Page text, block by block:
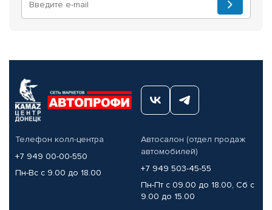
Телефон колл-центра
+7 949 00-00-550
Пн-Вс с 9.00 до 18.00
Автосалон (отдел продаж
автомобилей)
+7 949 503-45-55
Пн-Пт с 09.00 до 18.00, Сб с
9.00 до 15.00